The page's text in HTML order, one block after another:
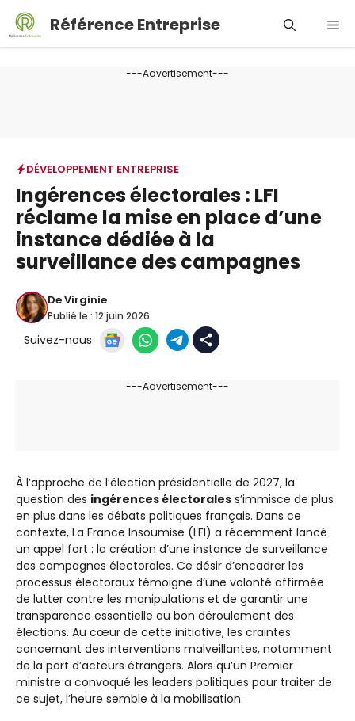
Aller
contenu
Référence Entreprise
---Advertisement---
DÉVELOPPEMENT ENTREPRISE
Ingérences électorales : LFI
réclame la mise en place d’une
instance dédiée à la
surveillance des campagnes
DeVirginie
Publié le : 12 juin 2026
Suivez-nous
---Advertisement---
À l’approche de l’élection présidentielle de 2027, la
question des ingérences électorales s’immisce de plus
en plus dans les débats politiques français. Dans ce
contexte, La France Insoumise (LFI) a récemment lancé
un appel fort : la création d’une instance de surveillance
des campagnes électorales. Ce désir d’encadrer les
processus électoraux témoigne d’une volonté affirmée
de lutter contre les manipulations et de garantir une
transparence essentielle au bon déroulement des
élections. Au cœur de cette initiative, les craintes
concernant des interventions malveillantes, notamment
de la part d’acteurs étrangers. Alors qu’un Premier
ministre a convoqué les leaders politiques pour traiter de
ce sujet, l’heure semble à la mobilisation.